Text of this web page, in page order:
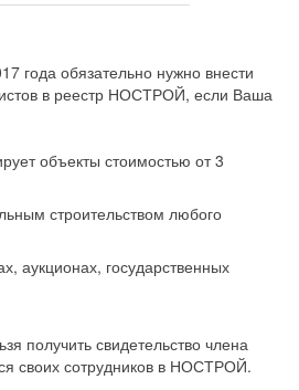
года обязательно нужно внести
в реестр НОСТРОЙ, если Ваша
объекты стоимостью от 3
строительством любого
аукционах, государственных
получить свидетельство члена
своих сотрудников в НОСТРОЙ.